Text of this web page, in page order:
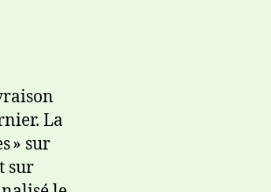
La
» sur
sur